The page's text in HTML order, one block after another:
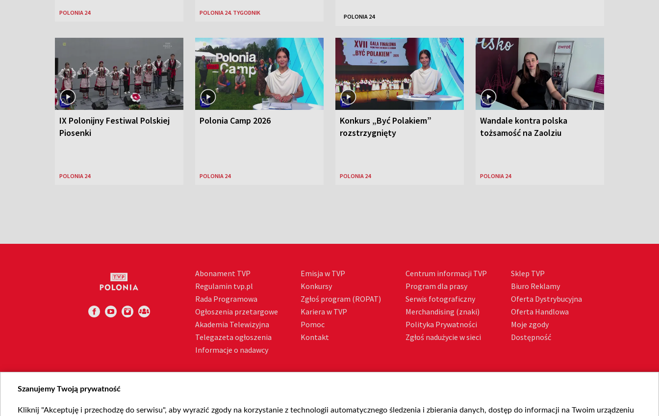
POLONIA 24 POLONIA 24. TYGODNIK
POLONIA 24
IX Polonijny Festiwal Polskiej
Piosenki
POLONIA 24
Polonia Camp 2026
POLONIA 24
Konkurs „Być Polakiem”
rozstrzygnięty
POLONIA 24
Wandale kontra polska
tożsamość na Zaolziu
POLONIA 24
Abonament TVP
Regulamin tvp.pl
Rada Programowa
Ogłoszenia przetargowe
Akademia Telewizyjna
Telegazeta ogłoszenia
Informacje o nadawcy
Emisja w TVP
Konkursy
Zgłoś program (ROPAT)
Kariera w TVP
Pomoc
Kontakt
Centrum informacji TVP
Program dla prasy
Serwis fotograficzny
Merchandising (znaki)
Polityka Prywatności
Zgłoś nadużycie w sieci
Sklep TVP
Biuro Reklamy
Oferta Dystrybucyjna
Oferta Handlowa
Moje zgody
Dostępność
Szanujemy Twoją prywatność
Kliknij "Akceptuję i przechodzę do serwisu", aby wyrazić zgody na korzystanie z technologii automatycznego śledzenia i zbierania danych, dostęp do informacji na Twoim urządzeniu